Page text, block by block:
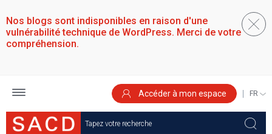
au
contenu
principal
Nos blogs sont indisponibles en raison d'une
vulnérabilité technique de WordPress. Merci de votre
compréhension.
Accéder à mon espace
YOUR